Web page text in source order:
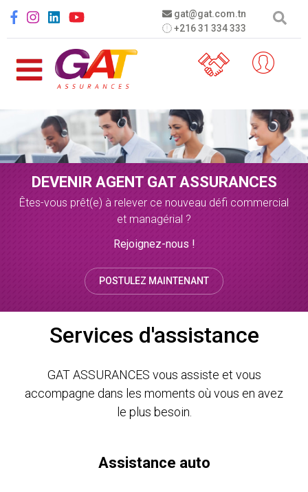
gat@gat.com.tn
+216 31 334 333
Social menu
DEVENIR AGENT GAT ASSURANCES
Êtes-vous prêt(e) à relever ce nouveau défi commercial
et managérial ?
Rejoignez-nous !
POSTULEZ MAINTENANT
Services d'assistance
GAT ASSURANCES vous assiste et vous
accompagne dans les moments où vous en avez
le plus besoin.
Assistance auto